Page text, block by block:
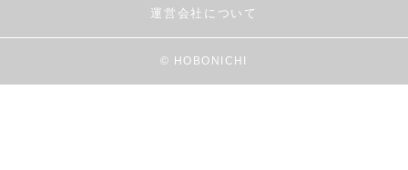
運営会社について
© HOBONICHI